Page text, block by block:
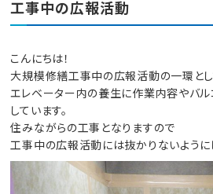
工事中の広報活動
こんにちは！
大規模修繕工事中の広報活動の一環と
エレベーター内の養生に作業内容やバ
しています。
住みながらの工事となりますので
工事中の広報活動には抜かりないように